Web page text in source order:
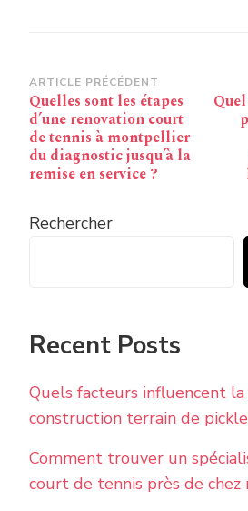
Navigation
d’article
ARTICLE PRÉCÉDENT
Quelles sont les étapes
d’une renovation court
de tennis à montpellier
du diagnostic jusqu’à la
remise en service ?
Rechercher
Recent Posts
Quels facteurs influencent la
construction terrain de
Comment trouver un
court de tennis près de chez